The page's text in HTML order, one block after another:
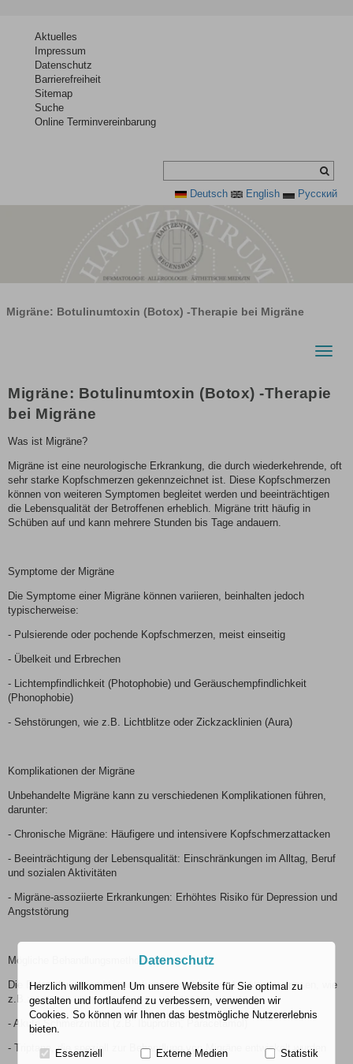
Aktuelles
Impressum
Datenschutz
Barrierefreiheit
Sitemap
Suche
Online Terminvereinbarung
Deutsch English Pусский
Migräne: Botulinumtoxin (Botox) -Therapie bei Migräne
Toggle
Migräne: Botulinumtoxin (Botox) -Therapie
bei Migräne
Was ist Migräne?
Migräne ist eine neurologische Erkrankung, die durch wiederkehrende, oft
sehr starke Kopfschmerzen gekennzeichnet ist. Diese Kopfschmerzen
können von weiteren Symptomen begleitet werden und beeinträchtigen
die Lebensqualität der Betroffenen erheblich. Migräne tritt häufig in
Schüben auf und kann mehrere Stunden bis Tage andauern.
Symptome der Migräne
Die Symptome einer Migräne können variieren, beinhalten jedoch
typischerweise:
- Pulsierende oder pochende Kopfschmerzen, meist einseitig
- Übelkeit und Erbrechen
- Lichtempfindlichkeit (Photophobie) und Geräuschempfindlichkeit
(Phonophobie)
- Sehstörungen, wie z.B. Lichtblitze oder Zickzacklinien (Aura)
Komplikationen der Migräne
Unbehandelte Migräne kann zu verschiedenen Komplikationen führen,
darunter:
- Chronische Migräne: Häufigere und intensivere Kopfschmerzattacken
- Beeinträchtigung der Lebensqualität: Einschränkungen im Alltag, Beruf
und sozialen Aktivitäten
- Migräne-assoziierte Erkrankungen: Erhöhtes Risiko für Depression und
Angststörung
Mögliche Behandlungsmethoden
Die Behandlung von Migräne kann verschiedene Ansätze umfassen, wie
z.B.:
- Akute Schmerzmittel (z.B. Ibuprofen, Paracetamol)
- Triptane, die speziell zur Behandlung von Migräne entwickelt wurden
Datenschutz
Herzlich willkommen! Um unsere Website für Sie optimal zu
gestalten und fortlaufend zu verbessern, verwenden wir
Cookies. So können wir Ihnen das bestmögliche Nutzererlebnis
bieten.
Essenziell Externe Medien Statistik